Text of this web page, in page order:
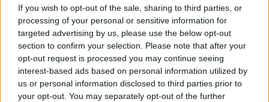
If you wish to opt-out of the sale, sharing to third parties, or
processing of your personal or sensitive information for
targeted advertising by us, please use the below opt-out
section to confirm your selection. Please note that after your
opt-out request is processed you may continue seeing
interest-based ads based on personal information utilized by
us or personal information disclosed to third parties prior to
your opt-out. You may separately opt-out of the further
verslo mąstymą, kuris leidžia idėjoms augti
toliau nei mokyklos ribos.
„MMB programa leidžia mokiniams saugioje
aplinkoje išbandyti verslo kūrimą nuo idėjos